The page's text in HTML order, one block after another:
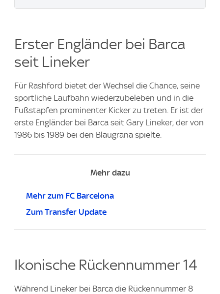
Erster Engländer bei Barca
seit Lineker
Für Rashford bietet der Wechsel die Chance, seine
sportliche Laufbahn wiederzubeleben und in die
Fußstapfen prominenter Kicker zu treten. Er ist der
erste Engländer bei Barca seit Gary Lineker, der von
1986 bis 1989 bei den Blaugrana spielte.
Mehr dazu
Mehr zum FC Barcelona
Zum Transfer Update
Ikonische Rückennummer 14
Während Lineker bei Barca die Rückennummer 8